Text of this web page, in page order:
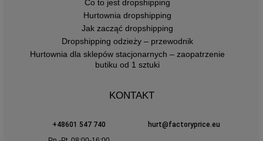
Co to jest dropshipping
Hurtownia dropshipping
Jak zacząć dropshipping
Dropshipping odzieży – przewodnik
Hurtownia dla sklepów stacjonarnych – zaopatrzenie
butiku od 1 sztuki
KONTAKT
+48601 547 740
hurt@factoryprice.eu